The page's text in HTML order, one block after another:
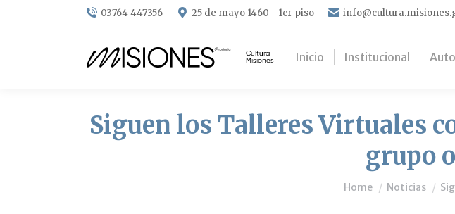
03764 447356 25 de mayo 1460 - 1er piso
Inicio Institucional
Siguen los Talleres Virtuales
grupo
You are here:
Home Noticias